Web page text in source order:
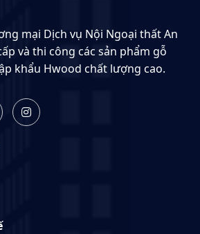
mại Dịch vụ Nội Ngoại thất An
và thi công các sản phẩm gỗ
khẩu Hwood chất lượng cao.